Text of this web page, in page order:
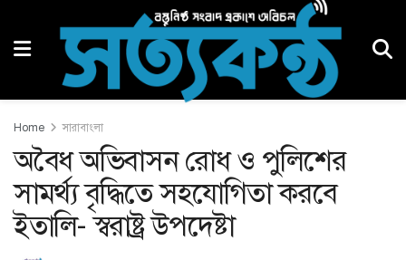
Home সারাবাংলা
অবৈধ অভিবাসন রোধ ও পুলিশের
সামর্থ্য বৃদ্ধিতে সহযোগিতা করবে
ইতালি- স্বরাষ্ট্র উপদেষ্টা